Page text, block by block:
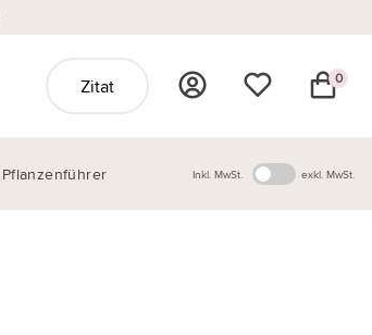
Zitat 0
Pflanzenführer Inkl. MwSt. exkl. MwSt.